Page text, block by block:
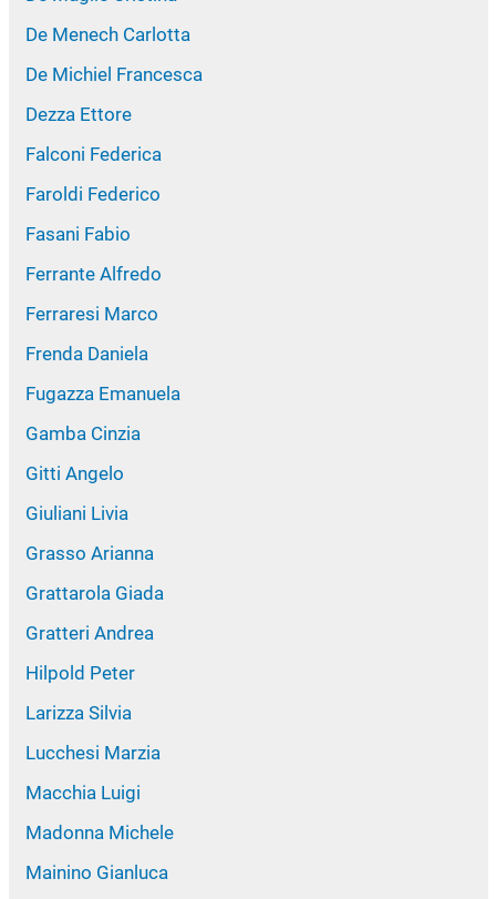
De Menech Carlotta
De Michiel Francesca
Dezza Ettore
Falconi Federica
Faroldi Federico
Fasani Fabio
Ferrante Alfredo
Ferraresi Marco
Frenda Daniela
Fugazza Emanuela
Gamba Cinzia
Gitti Angelo
Giuliani Livia
Grasso Arianna
Grattarola Giada
Gratteri Andrea
Hilpold Peter
Larizza Silvia
Lucchesi Marzia
Macchia Luigi
Madonna Michele
Mainino Gianluca